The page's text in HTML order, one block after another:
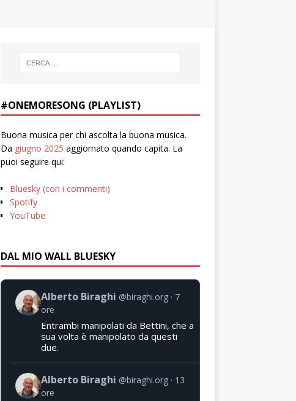
#ONEMORESONG (PLAYLIST)
Buona musica per chi ascolta la buona musica.
Da giugno 2025 aggiornato quando capita. La
puoi seguire qui:
Bluesky (con i commenti)
Spotify
YouTube
DAL MIO WALL BLUESKY
Alberto Biraghi @biraghi.org
7
ore
Entrambi manipolati da Bettini, che a
sua volta è manipolato da questi
due.
Alberto Biraghi @biraghi.org
13
ore